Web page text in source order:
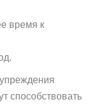
время к
способствовать